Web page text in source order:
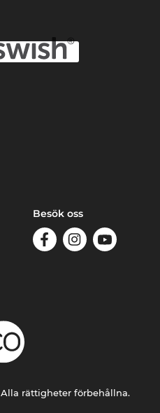
Besök oss
rättigheter förbehållna.